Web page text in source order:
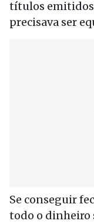
títulos emitidos
precisava ser
Se conseguir
todo o dinheiro